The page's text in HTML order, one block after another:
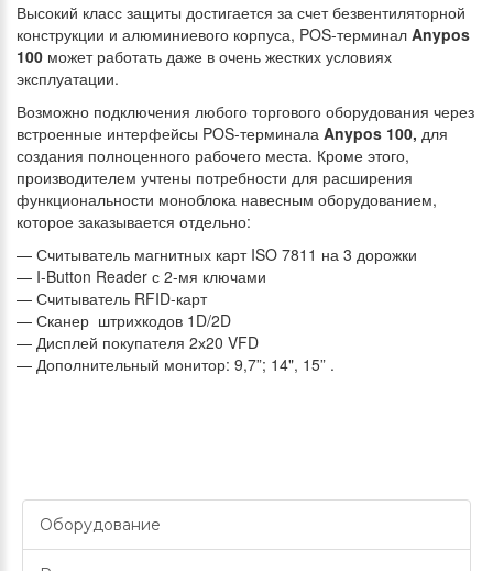
Высокий класс защиты достигается за счет безвентиляторной
конструкции и алюминиевого корпуса, POS-терминал Anypos
100 может работать даже в очень жестких условиях
эксплуатации.
Возможно подключения любого торгового оборудования через
встроенные интерфейсы POS-терминала Anypos 100, для
создания полноценного рабочего места. Кроме этого,
производителем учтены потребности для расширения
функциональности моноблока навесным оборудованием,
которое заказывается отдельно:
— Считыватель магнитных карт ISO 7811 на 3 дорожки
— I-Button Reader с 2-мя ключами
— Считыватель RFID-карт
— Сканер штрихкодов 1D/2D
— Дисплей покупателя 2х20 VFD
— Дополнительный монитор: 9,7”; 14", 15” .
Оборудование